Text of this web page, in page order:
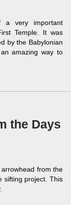
very important
Temple. It was
by the Babylonian
amazing way to
the Days
from the
sifting project. This